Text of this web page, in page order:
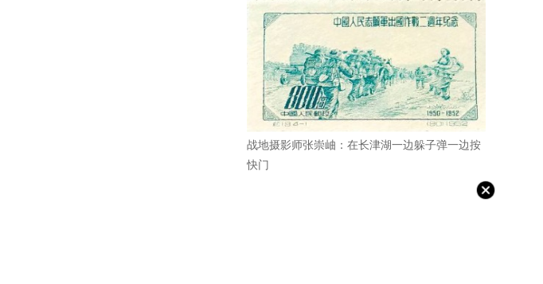
战地摄影师张崇岫：在长津湖一边躲子弹一边按
快门